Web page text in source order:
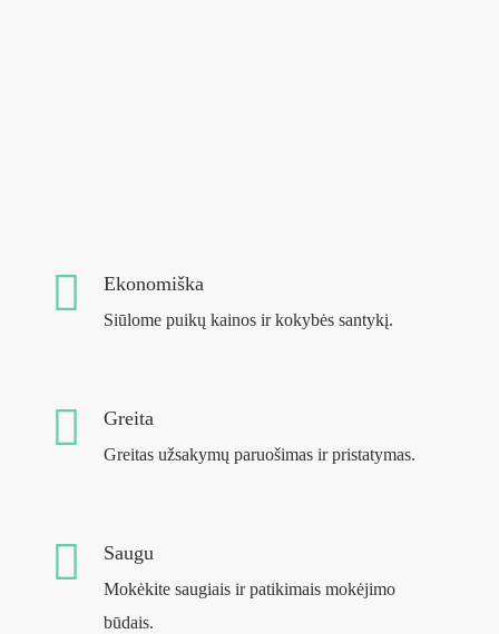
Ekonomiška
Siūlome puikų kainos ir kokybės santykį.
Greita
Greitas užsakymų paruošimas ir pristatymas.
Saugu
Mokėkite saugiais ir patikimais mokėjimo
būdais.